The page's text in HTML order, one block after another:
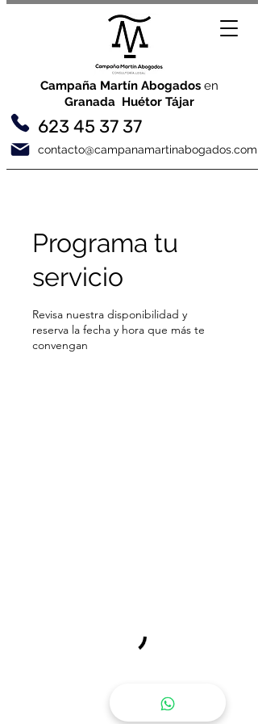
Campaña Martín Abogadosen
Granada Huétor Tájar
623 45 37 37
contacto@campanamartinabogados.com
Programa tu
servicio
Revisa nuestra disponibilidad y
reserva la fecha y hora que más te
convengan